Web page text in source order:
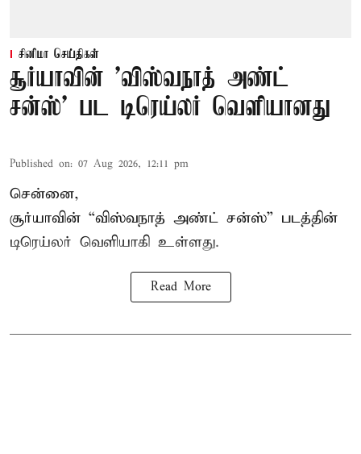
சினிமா செய்திகள்
சூர்யாவின் 'விஸ்வநாத் அண்ட்
சன்ஸ்' பட டிரெய்லர் வெளியானது
Published on: 07 Aug 2026, 12:11 pm
சென்னை,
சூர்யாவின் “விஸ்வநாத் அண்ட் சன்ஸ்” படத்தின்
டிரெய்லர் வெளியாகி உள்ளது.
Read More